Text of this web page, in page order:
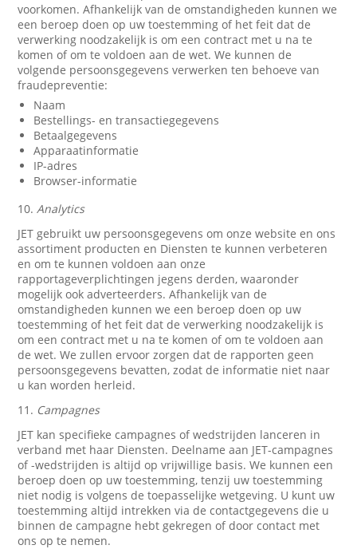
voorkomen. Afhankelijk van de omstandigheden kunnen we
een beroep doen op uw toestemming of het feit dat de
verwerking noodzakelijk is om een contract met u na te
komen of om te voldoen aan de wet. We kunnen de
volgende persoonsgegevens verwerken ten behoeve van
fraudepreventie:
Naam
Bestellings- en transactiegegevens
Betaalgegevens
Apparaatinformatie
IP-adres
Browser-informatie
10.Analytics
JET gebruikt uw persoonsgegevens om onze website en ons
assortiment producten en Diensten te kunnen verbeteren
en om te kunnen voldoen aan onze
rapportageverplichtingen jegens derden, waaronder
mogelijk ook adverteerders. Afhankelijk van de
omstandigheden kunnen we een beroep doen op uw
toestemming of het feit dat de verwerking noodzakelijk is
om een contract met u na te komen of om te voldoen aan
de wet. We zullen ervoor zorgen dat de rapporten geen
persoonsgegevens bevatten, zodat de informatie niet naar
u kan worden herleid.
11. Campagnes
JET kan specifieke campagnes of wedstrijden lanceren in
verband met haar Diensten. Deelname aan JET-campagnes
of -wedstrijden is altijd op vrijwillige basis. We kunnen een
beroep doen op uw toestemming, tenzij uw toestemming
niet nodig is volgens de toepasselijke wetgeving. U kunt uw
toestemming altijd intrekken via de contactgegevens die u
binnen de campagne hebt gekregen of door contact met
ons op te nemen.